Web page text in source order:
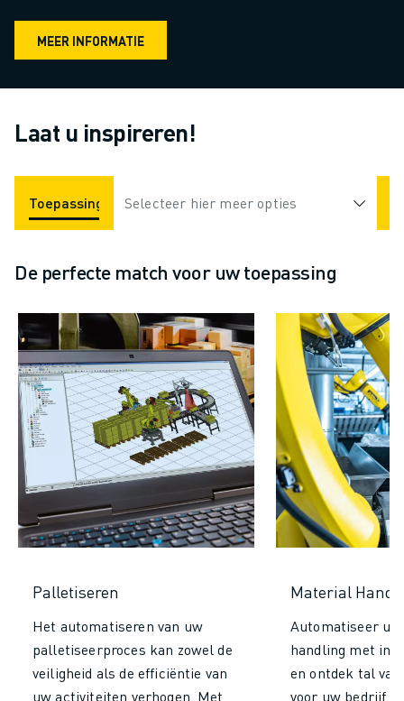
MEER INFORMATIE
Laat u inspireren!
Toepassingen Industrieën
Selecteer hier meer opties
De perfecte match voor uw toepassing
Palletiseren
Het automatiseren van uw
palletiseerproces kan zowel de
veiligheid als de efficiëntie van
uw activiteiten verhogen. Met
Material
Automatiseer
handling met
en ontdek tal
voor uw bedrijf.